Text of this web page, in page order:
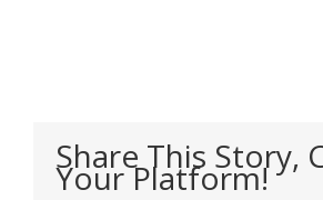
Share This Story,
Your Platform!